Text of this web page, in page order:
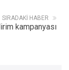
SIRADAKI HABER
kampanyası